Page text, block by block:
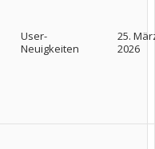
User-
Neuigkeiten
25.
2026